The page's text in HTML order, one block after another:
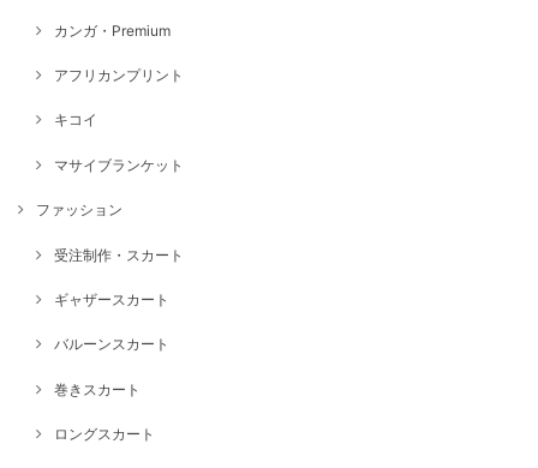
カンガ・Premium
アフリカンプリント
キコイ
マサイブランケット
ファッション
受注制作・スカート
ギャザースカート
バルーンスカート
巻きスカート
ロングスカート